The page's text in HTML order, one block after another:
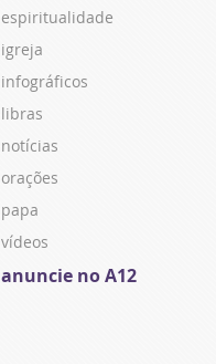
espiritualidade
igreja
infográficos
libras
notícias
orações
papa
vídeos
anuncie no A12